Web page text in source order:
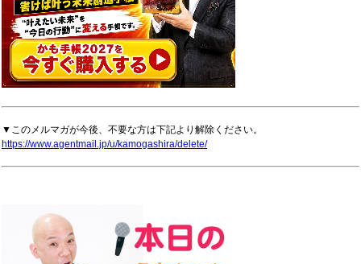
▼このメルマガが今後、不要な方は下記より解除ください。
https://www.agentmail.jp/u/kamogashira/delete/